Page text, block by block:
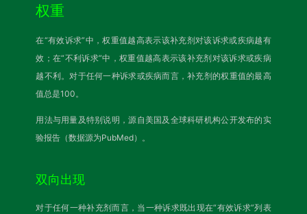
权重
在“有效诉求”中，权重值越高表示该补充剂对该诉求或疾病越有
效；在“不利诉求”中，权重值越高表示该补充剂对该诉求或疾病
越不利。对于任何一种诉求或疾病而言，补充剂的权重值的最高
值总是100。
用法与用量及特别说明，源自美国及全球科研机构公开发布的实
验报告（数据源为PubMed）。
双向出现
对于任何一种补充剂而言，当一种诉求既出现在“有效诉求”列表